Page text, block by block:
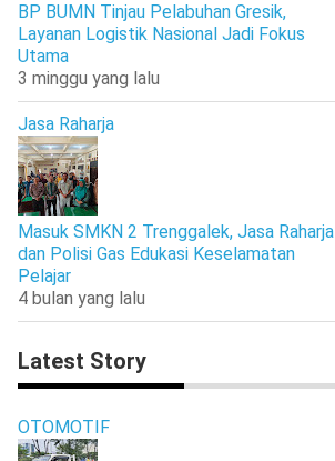
BP BUMN Tinjau Pelabuhan Gresik,
Layanan Logistik Nasional Jadi Fokus
Utama
3 minggu yang lalu
Jasa Raharja
Masuk SMKN 2 Trenggalek, Jasa Raharja
dan Polisi Gas Edukasi Keselamatan
Pelajar
4 bulan yang lalu
Latest Story
OTOMOTIF